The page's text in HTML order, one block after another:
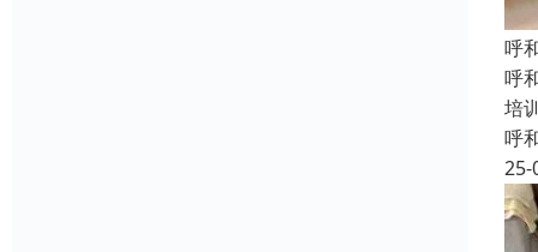
呼
呼
培
呼
25-